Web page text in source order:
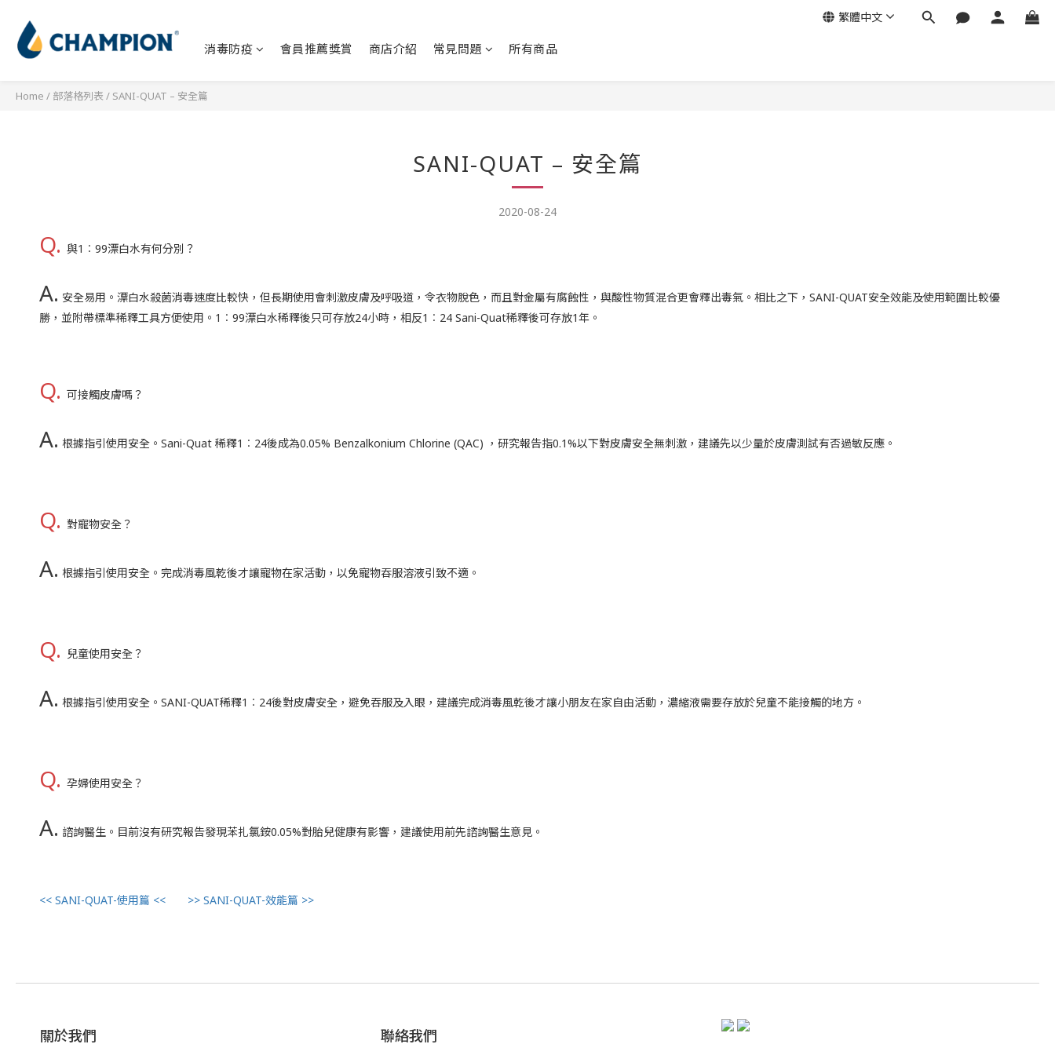
消毒防疫 會員推薦獎賞 商店介紹 常見問題 所有商品
繁體中文
Home / 部落格列表 / SANI-QUAT – 安全篇
SANI-QUAT – 安全篇
2020-08-24
Q. 與1︰99漂白水有何分別？
A. 安全易用。漂白水殺菌消毒速度比較快，但長期使用會刺激皮膚及呼吸道，令衣物脫色，而且對金屬有腐蝕性，與酸性物質混合更會釋出毒氣。相比之下，SANI-QUAT安全效能及使用範圍比較優
勝，並附帶標準稀釋工具方便使用。1︰99漂白水稀釋後只可存放24小時，相反1︰24 Sani-Quat稀釋後可存放1年。
Q. 可接觸皮膚嗎？
A. 根據指引使用安全。Sani-Quat 稀釋1︰24後成為0.05% Benzalkonium Chlorine (QAC) ，研究報告指0.1%以下對皮膚安全無刺激，建議先以少量於皮膚測試有否過敏反應。
Q. 對寵物安全？
A. 根據指引使用安全。完成消毒風乾後才讓寵物在家活動，以免寵物吞服溶液引致不適。
Q. 兒童使用安全？
A. 根據指引使用安全。SANI-QUAT稀釋1︰24後對皮膚安全，避免吞服及入眼，建議完成消毒風乾後才讓小朋友在家自由活動，濃縮液需要存放於兒童不能接觸的地方。
Q. 孕婦使用安全？
A. 諮詢醫生。目前沒有研究報告發現苯扎氯銨0.05%對胎兒健康有影響，建議使用前先諮詢醫生意見。
<< SANI-QUAT-使用篇 << >> SANI-QUAT-效能篇 >>
關於我們 聯絡我們